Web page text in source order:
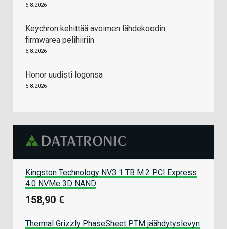
6.8.2026
Keychron kehittää avoimen lähdekoodin
firmwarea pelihiiriin
5.8.2026
Honor uudisti logonsa
5.8.2026
Kingston Technology NV3 1 TB M.2 PCI Express
4.0 NVMe 3D NAND
158,90 €
Thermal Grizzly PhaseSheet PTM jäähdytyslevyn